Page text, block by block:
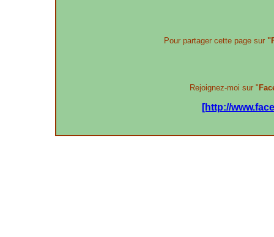
Pour partager cette page sur
Rejoignez-moi sur "
[http://